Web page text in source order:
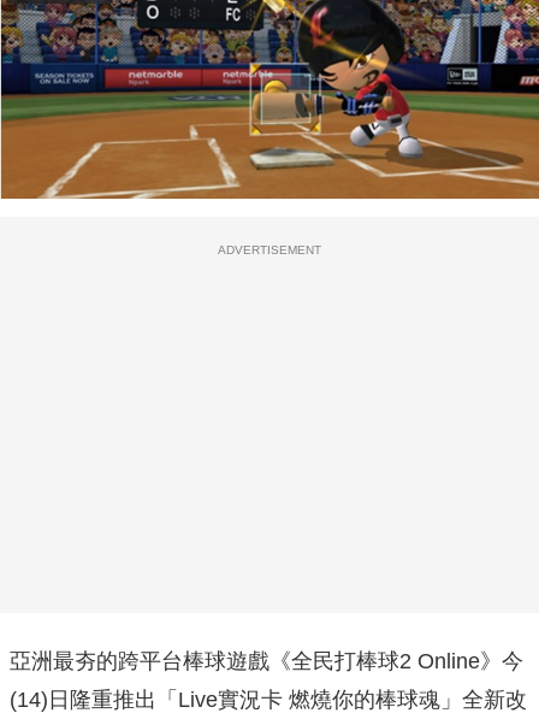
ADVERTISEMENT
亞洲最夯的跨平台棒球遊戲《全民打棒球2 Online》今
(14)日隆重推出「Live實況卡 燃燒你的棒球魂」全新改